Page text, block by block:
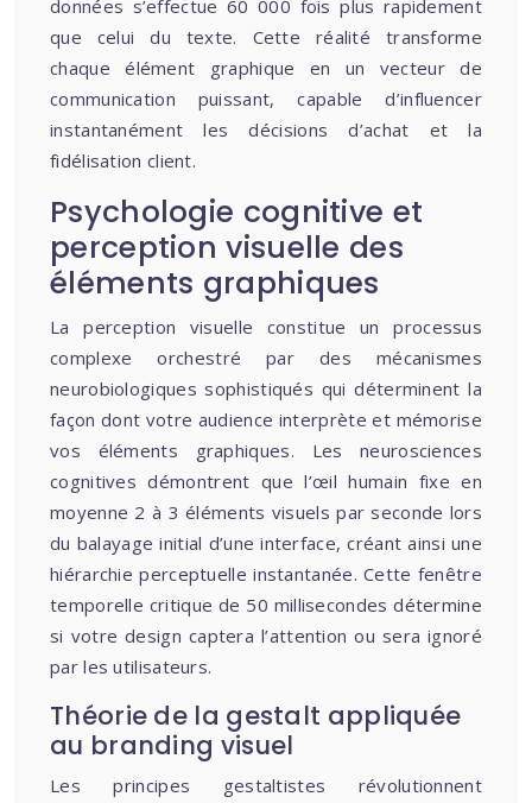
données s’effectue 60 000 fois plus rapidement
que celui du texte. Cette réalité transforme
chaque élément graphique en un vecteur de
communication puissant, capable d’influencer
instantanément les décisions d’achat et la
fidélisation client.
Psychologie cognitive et
perception visuelle des
éléments graphiques
La perception visuelle constitue un processus
complexe orchestré par des mécanismes
neurobiologiques sophistiqués qui déterminent la
façon dont votre audience interprète et mémorise
vos éléments graphiques. Les neurosciences
cognitives démontrent que l’œil humain fixe en
moyenne 2 à 3 éléments visuels par seconde lors
du balayage initial d’une interface, créant ainsi une
hiérarchie perceptuelle instantanée. Cette fenêtre
temporelle critique de 50 millisecondes détermine
si votre design captera l’attention ou sera ignoré
par les utilisateurs.
Théorie de la gestalt appliquée
au branding visuel
Les principes gestaltistes révolutionnent